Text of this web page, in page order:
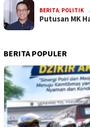
BERITA, POLITIK
Putusan MK
BERITA POPULER